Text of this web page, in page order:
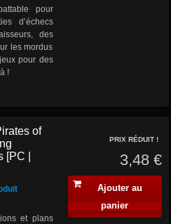
pour
d’échecs
des
les mordus
pour des
!
of
[PC |
et plans
PRIX RÉDUIT !
3,48 €
Ajouter au
panier